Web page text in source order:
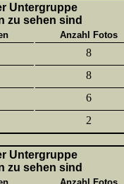
Untergruppe
zu sehen sind
Anzahl Fotos
8
8
6
2
Untergruppe
zu sehen sind